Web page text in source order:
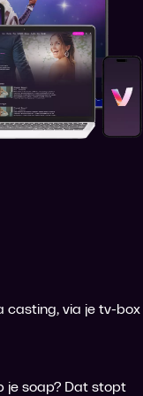
casting, via je tv-box
je soap? Dat stopt